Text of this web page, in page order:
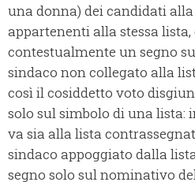
una donna) dei candidati
appartenenti alla stessa
contestualmente un segno
sindaco non collegato alla
così il cosiddetto voto
solo sul simbolo di una lista:
va sia alla lista
sindaco appoggiato dalla
segno solo sul nominativo